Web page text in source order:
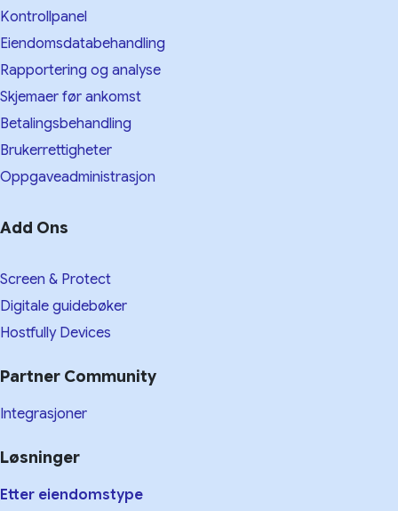
Kontrollpanel
Eiendomsdatabehandling
Rapportering og analyse
Skjemaer før ankomst
Betalingsbehandling
Brukerrettigheter
Oppgaveadministrasjon
Add Ons
Screen & Protect
Digitale guidebøker
Hostfully Devices
Partner Community
Integrasjoner
Løsninger
Etter eiendomstype